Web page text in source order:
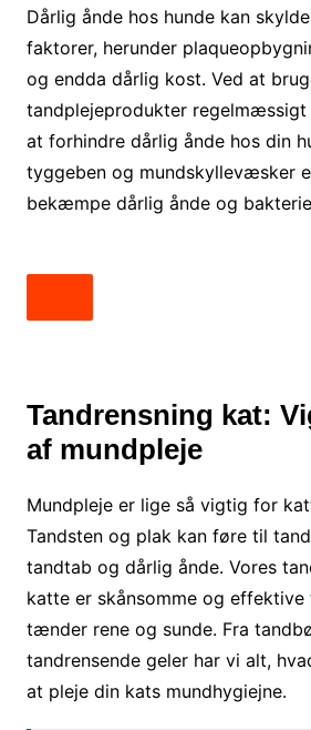
Dårlig ånde hos hunde kan
faktorer, herunder
og endda dårlig kost. Ved at
tandplejeprodukter
at forhindre dårlig ånde hos din
tyggeben og mundskyllevæsker
bekæmpe dårlig ånde og
Tandrensning kat:
af mundpleje
Mundpleje er lige så vigtig for
Tandsten og plak kan føre til
tandtab og dårlig ånde. Vores
katte er skånsomme og
tænder rene og sunde. Fra
tandrensende geler har vi alt,
at pleje din kats mundhygiejne.